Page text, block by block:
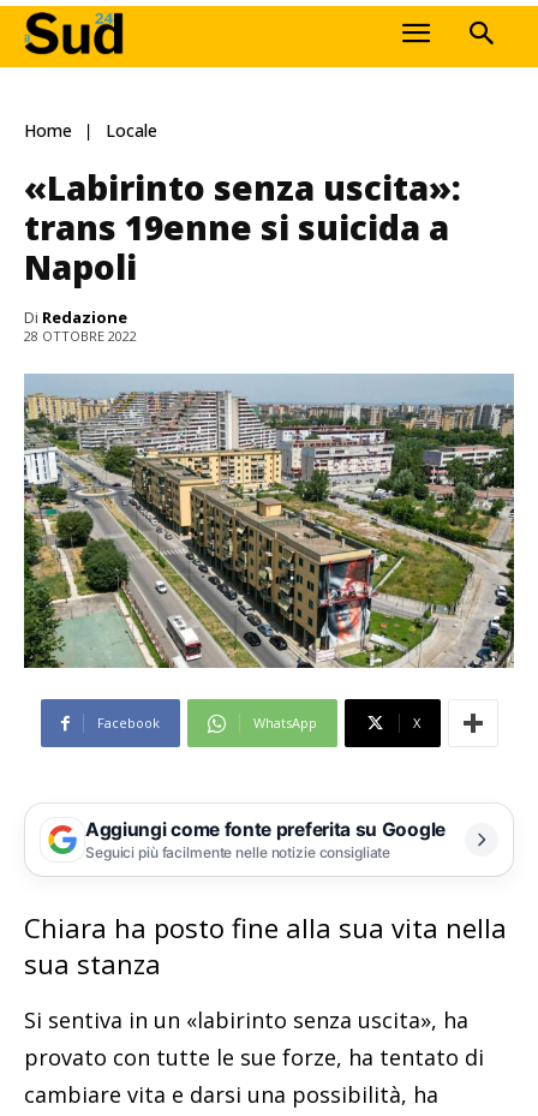
Home Locale
«Labirinto senza uscita»:
trans 19enne si suicida a
Napoli
Di Redazione
28 OTTOBRE 2022
Facebook WhatsApp X
Aggiungi come fonte preferita su Google
Seguici più facilmente nelle notizie consigliate
Chiara ha posto fine alla sua vita nella
sua stanza
Si sentiva in un «labirinto senza uscita», ha
provato con tutte le sue forze, ha tentato di
cambiare vita e darsi una possibilità, ha